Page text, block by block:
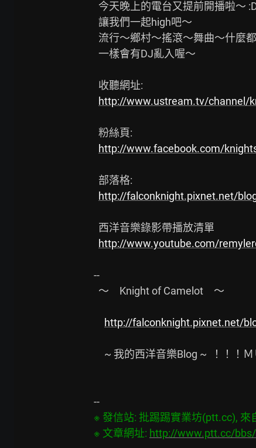
http://www.ustream.tv/channel/
http://www.facebook.com/
http://falconknight.pixnet.net/
http://www.youtube.com/
--
http://falconknight.pixnet.net/
~ 我的西洋音樂Blog ~  ！！！Ｍ
※ 發信站: 批踢踢實業坊(ptt.cc), 來
※ 文章網址: http://www.ptt.cc/